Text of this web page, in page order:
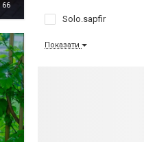
66
Solo.sapfir
Показати